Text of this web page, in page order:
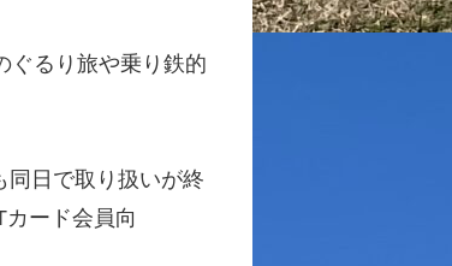
ぐるり旅や乗り鉄的
同日で取り扱いが終
ード会員向